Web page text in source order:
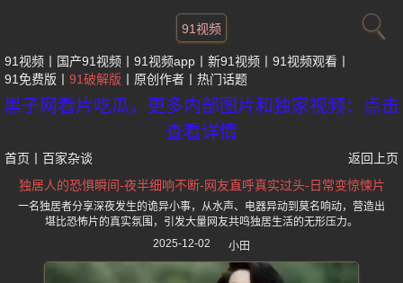
91视频
91视频 国产91视频 91视频app 新91视频
91视频观看
91免费版
91破解版 原创作者 热门话题
黑子网看片吃瓜，更多内部图片和独家视频：点击
查看详情
首页 百家杂谈
返回上页
独居人的恐惧瞬间-夜半细响不断-网友直呼真实过头-日常变惊悚片
一名独居者分享深夜发生的诡异小事，从水声、电器异动到莫名响动，营造出
堪比恐怖片的真实氛围，引发大量网友共鸣独居生活的无形压力。
2025-12-02
小田